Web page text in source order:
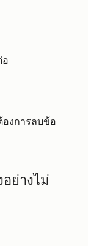
อ
องการลบข้อ
ย่างไม่